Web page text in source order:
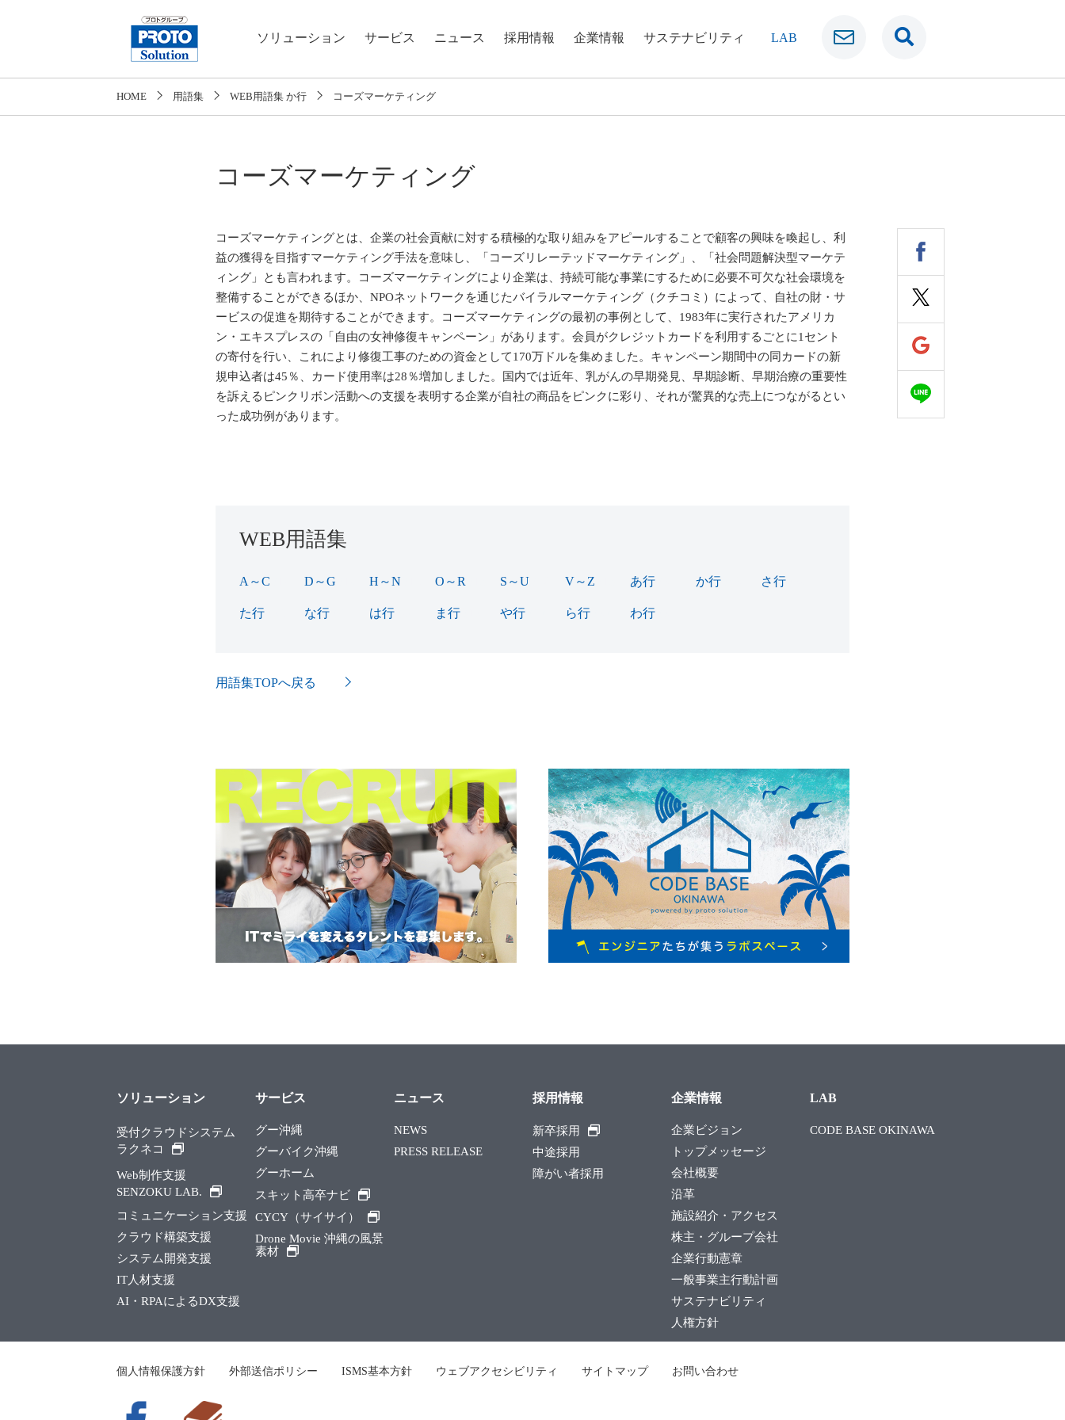
ソリューション サービス ニュース 採用情報 企業情報 サステナビリティ LAB
HOME 用語集 WEB用語集 か行 コーズマーケティング
コーズマーケティング
コーズマーケティングとは、企業の社会貢献に対する積極的な取り組みをアピールすることで顧客の興味を喚起し、利
益の獲得を目指すマーケティング手法を意味し、「コーズリレーテッドマーケティング」、「社会問題解決型マーケテ
ィング」とも言われます。コーズマーケティングにより企業は、持続可能な事業にするために必要不可欠な社会環境を
整備することができるほか、NPOネットワークを通じたバイラルマーケティング（クチコミ）によって、自社の財・サ
ービスの促進を期待することができます。コーズマーケティングの最初の事例として、1983年に実行されたアメリカ
ン・エキスプレスの「自由の女神修復キャンペーン」があります。会員がクレジットカードを利用するごとに1セント
の寄付を行い、これにより修復工事のための資金として170万ドルを集めました。キャンペーン期間中の同カードの新
規申込者は45％、カード使用率は28％増加しました。国内では近年、乳がんの早期発見、早期診断、早期治療の重要性
を訴えるピンクリボン活動への支援を表明する企業が自社の商品をピンクに彩り、それが驚異的な売上につながるとい
った成功例があります。
WEB用語集
A～C D～G H～N O～R S～U V～Z あ行 か行(43) さ行(36)
た行 な行 は行 ま行(13) や行(10) ら行 わ行
用語集TOPへ戻る
ソリューション
受付クラウドシステム
ラクネコ
Web制作支援
SENZOKU LAB.
コミュニケーション支援
クラウド構築支援
システム開発支援
IT人材支援
AI・RPAによるDX支援
サービス
グー沖縄
グーバイク沖縄
グーホーム
スキット高卒ナビ
CYCY（サイサイ）
Drone Movie 沖縄の風景
素材
ニュース
NEWS
PRESS RELEASE
採用情報
新卒採用
中途採用
障がい者採用
企業情報
企業ビジョン
トップメッセージ
会社概要
沿革
施設紹介・アクセス
株主・グループ会社
企業行動憲章
一般事業主行動計画
サステナビリティ
人権方針
LAB
CODE BASE OKINAWA
個人情報保護方針 外部送信ポリシー ISMS基本方針 ウェブアクセシビリティ サイトマップ お問い合わせ